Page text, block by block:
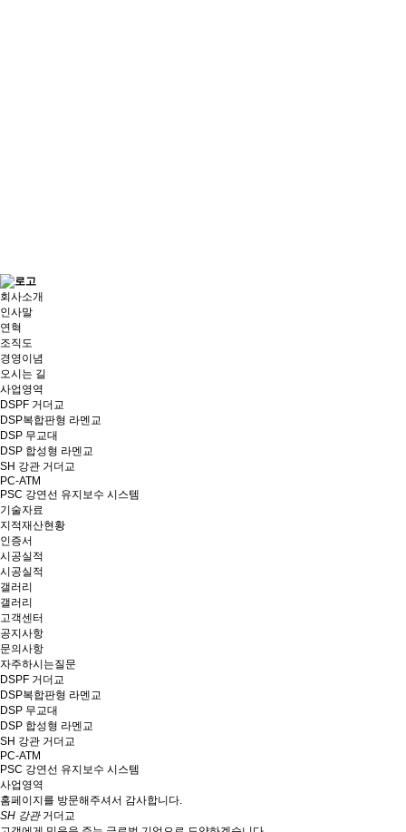
회사소개
인사말
연혁
조직도
경영이념
오시는 길
사업영역
DSPF 거더교
DSP복합판형 라멘교
DSP 무교대
DSP 합성형 라멘교
SH 강관 거더교
PC-ATM
PSC 강연선 유지보수 시스템
기술자료
지적재산현황
인증서
시공실적
시공실적
갤러리
갤러리
고객센터
공지사항
문의사항
자주하시는질문
DSPF 거더교
DSP복합판형 라멘교
DSP 무교대
DSP 합성형 라멘교
SH 강관 거더교
PC-ATM
PSC 강연선 유지보수 시스템
사업영역
홈페이지를 방문해주셔서 감사합니다.
SH 강관 거더교